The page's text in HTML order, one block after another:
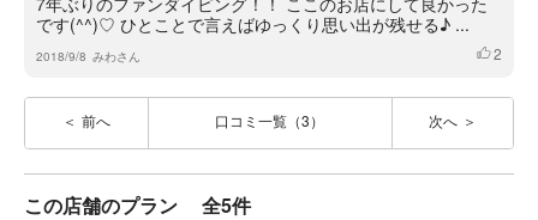
です(^^)♡ ひとことで言えばゆっくり思い出が残せる♪ ...
2018/9/8 みわさん いいね
2
前へ 口コミ一覧（3） 次へ
この店舗のプラン 全5件